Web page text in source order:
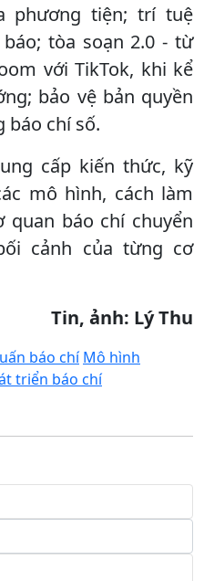
phương tiện; trí tuệ
tòa soạn 2.0 - từ
với TikTok, khi kể
bảo vệ bản quyền
báo chí số.
cấp kiến thức, kỹ
mô hình, cách làm
quan báo chí chuyển
cảnh của từng cơ
Tin, ảnh: Lý Thu
báo chí Mô hình
triển báo chí